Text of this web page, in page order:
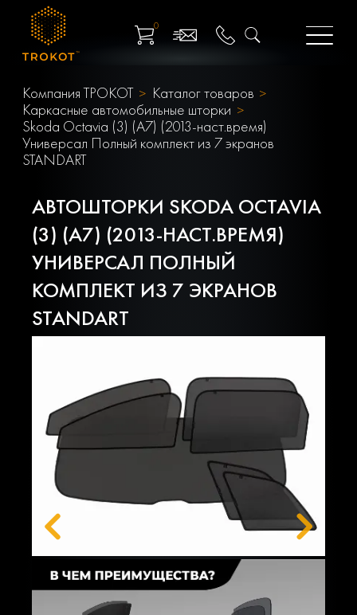
0
Компания ТРОКОТ
Каталог товаров
Каркасные автомобильные шторки
Skoda Octavia (3) (A7) (2013-наст.время)
Универсал Полный комплект из 7 экранов
STANDART
АВТОШТОРКИ SKODA OCTAVIA
(3) (A7) (2013-НАСТ.ВРЕМЯ)
УНИВЕРСАЛ ПОЛНЫЙ
КОМПЛЕКТ ИЗ 7 ЭКРАНОВ
STANDART